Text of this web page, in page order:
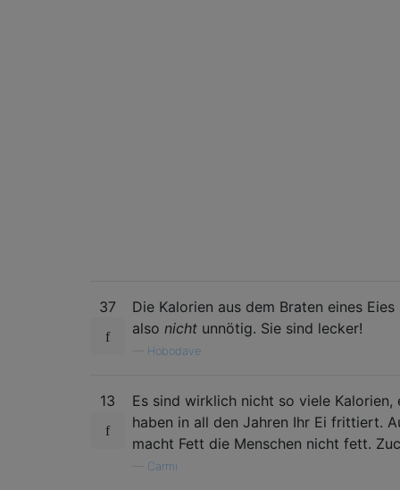
37
Die Kalorien aus dem Braten eines
also nicht unnötig. Sie sind lecker!
Hobodave
13
Es sind wirklich nicht so viele Kalorien,
haben in all den Jahren Ihr Ei frittiert.
macht Fett die Menschen nicht fett.
Carmi